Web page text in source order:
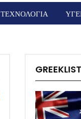
ΤΕΧΝΟΛΟΓΙΑ